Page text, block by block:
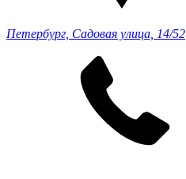
Петербург, Садовая улица, 14/52